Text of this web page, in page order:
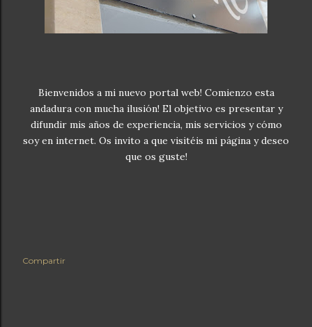
Bienvenidos a mi nuevo portal web! Comienzo esta
andadura con mucha ilusión! El objetivo es presentar y
difundir mis años de experiencia, mis servicios y cómo
soy en internet. Os invito a que visitéis mi página y deseo
que os guste!
Compartir